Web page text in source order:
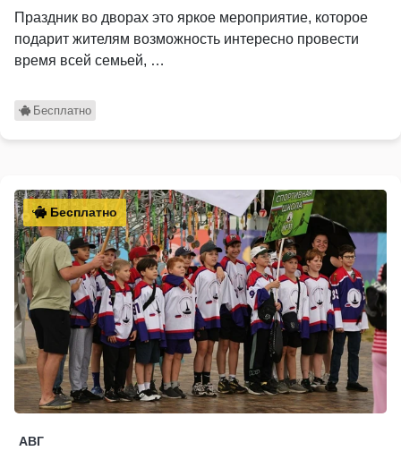
Праздник во дворах это яркое мероприятие, которое
подарит жителям возможность интересно провести
время всей семьей, …
Бесплатно
Бесплатно
АВГ